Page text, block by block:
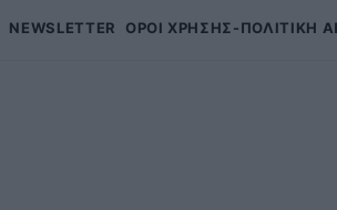
NEWSLETTER OΡΟΙ ΧΡΗΣΗΣ-ΠΟΛΙΤΙΚΗ